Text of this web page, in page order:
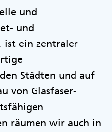
und
und
ist ein zentraler
Städten und auf
von Glasfaser-
räumen wir auch in